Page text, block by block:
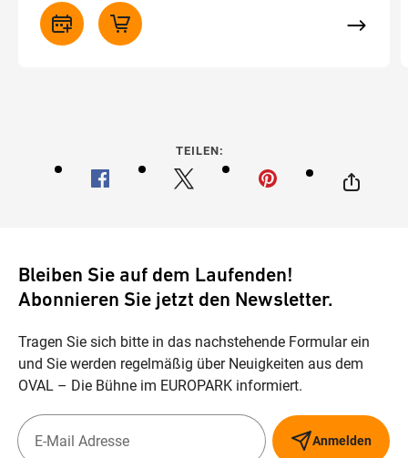
TEILEN:
Bleiben Sie auf dem Laufenden!
Abonnieren Sie jetzt den Newsletter.
Tragen Sie sich bitte in das nachstehende Formular ein
und Sie werden regelmäßig über Neuigkeiten aus dem
OVAL – Die Bühne im EUROPARK informiert.
Anmelden